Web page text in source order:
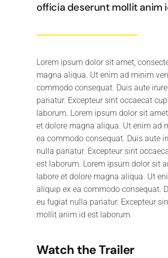
officia deserunt mollit anim
Lorem ipsum dolor sit amet,
magna aliqua. Ut enim ad minim
commodo consequat. Duis aute
pariatur. Excepteur sint occaecat
laborum. Lorem ipsum dolor sit
et dolore magna aliqua. Ut enim ad
ea commodo consequat. Duis aute
nulla pariatur. Excepteur sint
est laborum. Lorem ipsum dolor sit
labore et dolore magna aliqua. Ut
aliquip ex ea commodo consequat.
eu fugiat nulla pariatur. Excepteur
mollit anim id est laborum.
Watch the Trailer